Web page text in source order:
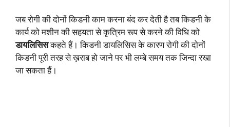
जब रोगी की दोनों किडनी काम करना बंद कर देती है तब किडनी के
कार्य को मशीन की सहयता से कृत्रिम रूप से करने की विधि को
डायलिसिसकहते हैं। किडनी डायलिसिस के कारण रोगी की दोनों
किडनी पूरी तरह से ख़राब हो जाने पर भी लम्बे समय तक जिन्दा रखा
जा सकता हैं।